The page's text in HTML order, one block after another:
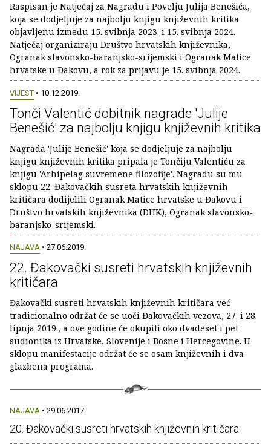
Raspisan je Natječaj za Nagradu i Povelju Julija Benešića,
koja se dodjeljuje za najbolju knjigu književnih kritika
objavljenu između 15. svibnja 2023. i 15. svibnja 2024.
Natječaj organiziraju Društvo hrvatskih književnika,
Ogranak slavonsko-baranjsko-srijemski i Ogranak Matice
hrvatske u Đakovu, a rok za prijavu je 15. svibnja 2024.
VIJEST • 10.12.2019.
Tonči Valentić dobitnik nagrade 'Julije
Benešić' za najbolju knjigu književnih kritika
Nagrada 'Julije Benešić' koja se dodjeljuje za najbolju
knjigu književnih kritika pripala je Tončiju Valentiću za
knjigu 'Arhipelag suvremene filozofije'. Nagradu su mu
sklopu 22. Đakovačkih susreta hrvatskih književnih
kritičara dodijelili Ogranak Matice hrvatske u Đakovu i
Društvo hrvatskih književnika (DHK), Ogranak slavonsko-
baranjsko-srijemski.
NAJAVA • 27.06.2019.
22. Đakovački susreti hrvatskih književnih
kritičara
Đakovački susreti hrvatskih književnih kritičara već
tradicionalno održat će se uoči Đakovačkih vezova, 27. i 28.
lipnja 2019., a ove godine će okupiti oko dvadeset i pet
sudionika iz Hrvatske, Slovenije i Bosne i Hercegovine. U
sklopu manifestacije održat će se osam književnih i dva
glazbena programa.
NAJAVA • 29.06.2017.
20. Đakovački susreti hrvatskih književnih kritičara